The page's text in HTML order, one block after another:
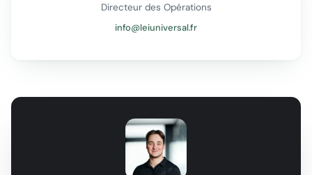
Directeur des Opérations
info@leiuniversal.fr